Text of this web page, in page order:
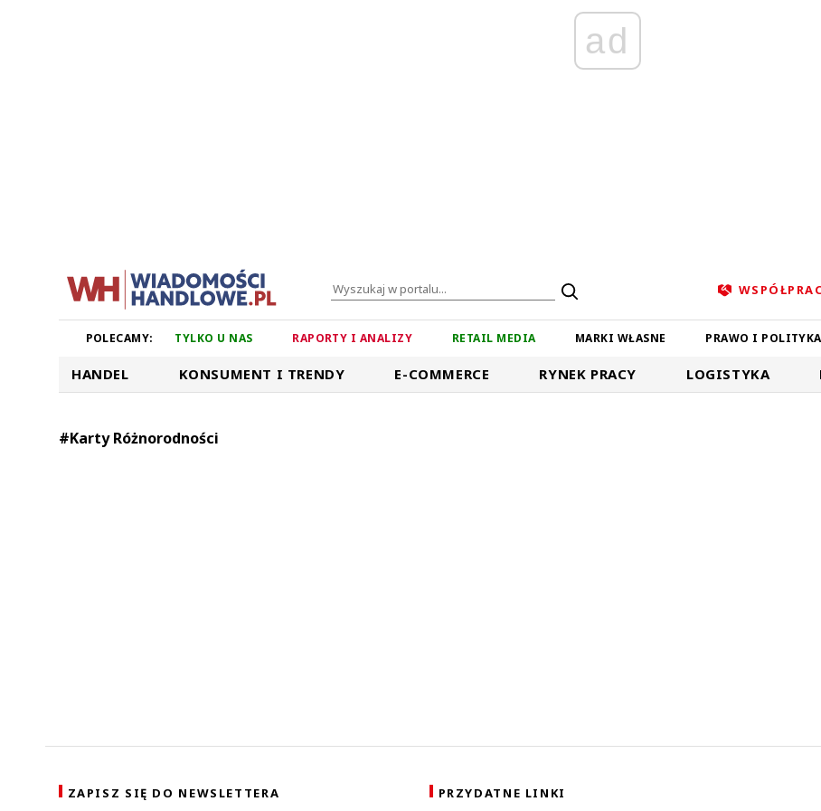
ad
POLECAMY: TYLKO U NAS RAPORTY I ANALIZY RETAIL MEDIA MARKI WŁASNE PRAWO I POLITYKA
HANDEL KONSUMENT I TRENDY E-COMMERCE RYNEK PRACY LOGISTYKA
#Karty Różnorodności
ZAPISZ SIĘ DO NEWSLETTERA PRZYDATNE LINKI